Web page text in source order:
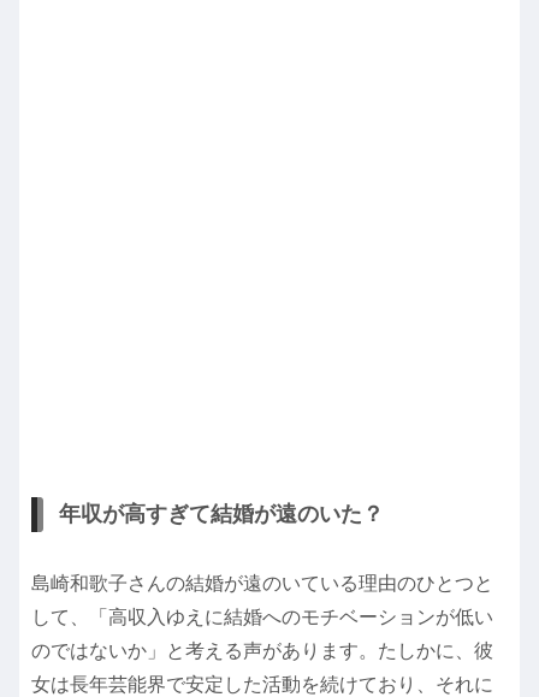
年収が高すぎて結婚が遠のいた？
島崎和歌子さんの結婚が遠のいている理由のひとつと
して、「高収入ゆえに結婚へのモチベーションが低い
のではないか」と考える声があります。たしかに、彼
女は長年芸能界で安定した活動を続けており、それに